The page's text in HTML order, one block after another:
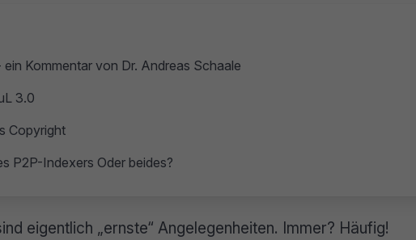
Kommentar von Dr. Andreas Schaale
3.0
Copyright
P2P-Indexers Oder beides?
eigentlich „ernste“ Angelegenheiten. Immer? Häufig!